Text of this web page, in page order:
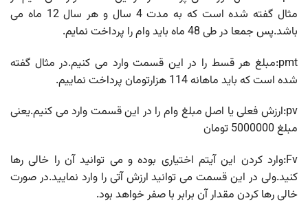
مثال گفته شده است که به مدت 4 سال و هر سال 12 ماه می
باشد.پس جمعا در طی 48 ماه باید وام را پرداخت نمایم.
pmt:مبلغ هر قسط را در این قسمت وارد می کنیم.در مثال گفته
شده است که باید ماهانه 114 هزارتومان پرداخت نماییم.
pv:ارزش فعلی یا اصل مبلغ وام را در این قسمت وارد می کنیم.یعنی
مبلغ 5000000 تومان
Fv:وارد کردن این آیتم اختیاری بوده و می توانید آن را خالی رها
کنید.ولی در این قسمت می توانید ارزش آتی را وارد نمایید.در صورت
خالی رها کردن مقدار آن برابر با صفر خواهد بود.